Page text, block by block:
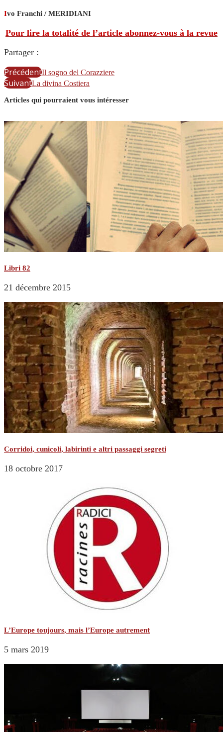
Ivo Franchi / MERIDIANI
Pour lire la totalité de l’article abonnez-vous à la revue
Partager :
PrécédentIl sogno del Corazziere
SuivantLa divina Costiera
Articles qui pourraient vous intéresser
Libri 82
21 décembre 2015
Corridoi, cunicoli, labirinti e altri passaggi segreti
18 octobre 2017
L’Europe toujours, mais l’Europe autrement
5 mars 2019